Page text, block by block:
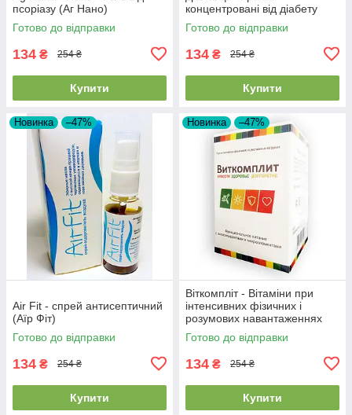
псоріазу (Аг Нано)
Готово до відправки
134 ₴ 254 ₴
Купити
концентровані від діабету
Готово до відправки
134 ₴ 254 ₴
Купити
Новинка –47%
Air Fit - спрей антисептичний
(Аїр Фіт)
Готово до відправки
134 ₴ 254 ₴
Купити
Новинка –47%
Віткомпліт - Вітаміни при
інтенсивних фізичних і
розумових навантаженнях
Готово до відправки
134 ₴ 254 ₴
Купити